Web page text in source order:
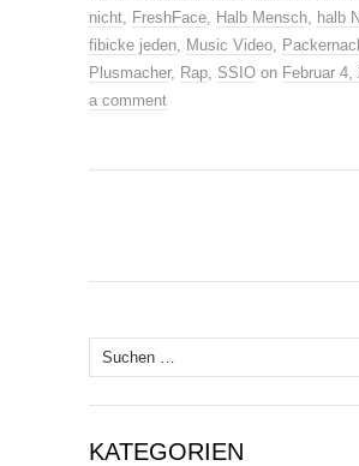
nicht
FreshFace Halb Mensch halb
fibicke jeden
Music Video
Plusmacher, Rap SSIO on Februar 4,
a comment
Suche
nach:
KATEGORIEN